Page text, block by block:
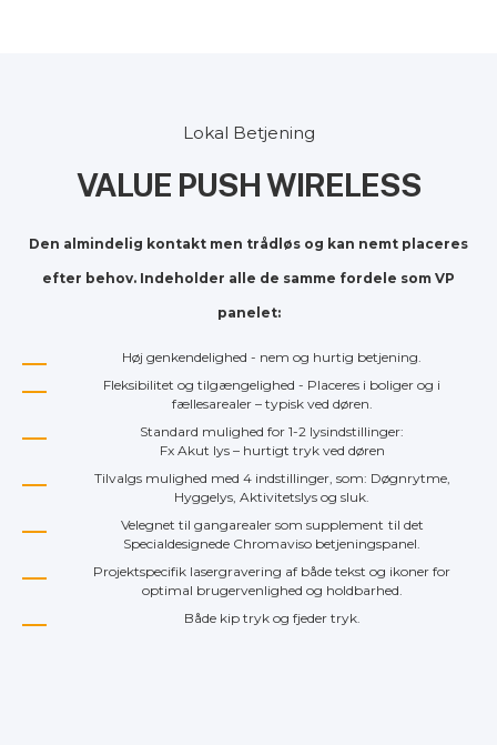
Lokal Betjening
VALUE PUSH WIRELESS
Den almindelig kontakt men trådløs og kan nemt placeres
efter behov. Indeholder alle de samme fordele som VP
panelet:
Høj genkendelighed - nem og hurtig betjening.
Fleksibilitet og tilgængelighed - Placeres i boliger og i
fællesarealer – typisk ved døren.
Standard mulighed for 1-2 lysindstillinger:
Fx Akut lys – hurtigt tryk ved døren
Tilvalgs mulighed med 4 indstillinger, som: Døgnrytme,
Hyggelys, Aktivitetslys og sluk.
Velegnet til gangarealer som supplement til det
Specialdesignede Chromaviso betjeningspanel.
Projektspecifik lasergravering af både tekst og ikoner for
optimal brugervenlighed og holdbarhed.
Både kip tryk og fjeder tryk.